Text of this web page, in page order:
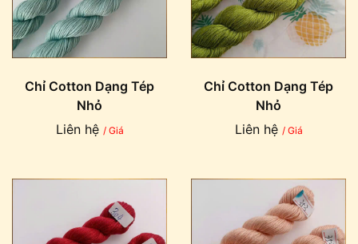
Chỉ Cotton Dạng Tép
Nhỏ
Liên hệ / Giá
Chỉ Cotton Dạng Tép
Nhỏ
Liên hệ / Giá